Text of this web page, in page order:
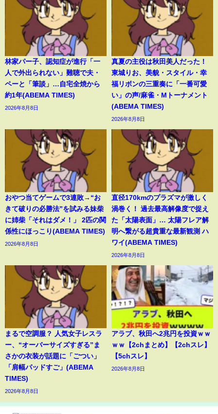
林家パー子、認知症が進行「一
人で外出られない」難聴で夫・
ペーと「筆談」…自宅全焼から
約1年(ABEMA TIMES)
2026年8月8日
真夏の主役は秋田美人だった！
東城りお、美貌・スタイル・幸
福リボンの三重奏に「一番可愛
い」の声/麻雀・Mトーナメント
(ABEMA TIMES)
2026年8月8日
おやつ当てゲームで3連敗→“お
きて破りの必勝法”を試みる妹柴
に姉柴「それはダメ！」 2匹の関
係性にほっこり(ABEMA TIMES)
2026年8月8日
直径170kmのプラズマが激しく
渦巻く！ 過去最高解像度で捉え
た「太陽表面」… 太陽フレア解
明へ繋がる超貴重な最新観測 ハ
ワイ(ABEMA TIMES)
2026年8月8日
まるで空調服？ 人気女子レスラ
ー、“オーバーサイズすぎる”ま
さかの衣装が話題に「ごつい」
「肩幅パッドすご」(ABEMA
TIMES)
2026年8月8日
アラブ、秋田へ2兆円を投資ｗｗ
ｗｗ【2chまとめ】【2chスレ】
【5chスレ】
2026年8月8日